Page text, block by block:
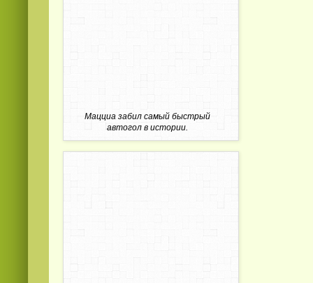
Мацциа забил самый быстрый
автогол в истории.